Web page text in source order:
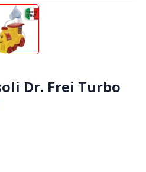
Dr. Frei Turbo